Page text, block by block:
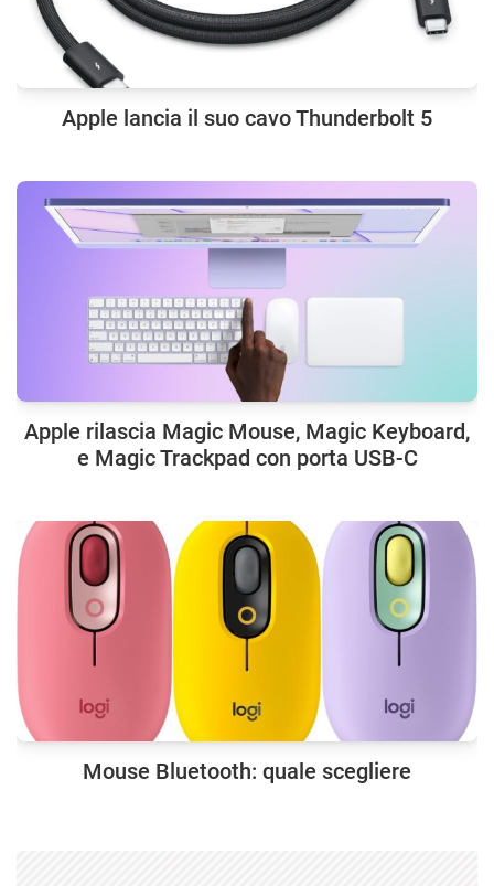
Apple lancia il suo cavo Thunderbolt 5
Apple rilascia Magic Mouse, Magic Keyboard,
e Magic Trackpad con porta USB-C
Mouse Bluetooth: quale scegliere